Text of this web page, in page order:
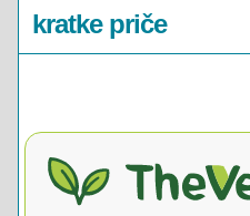
kratke priče